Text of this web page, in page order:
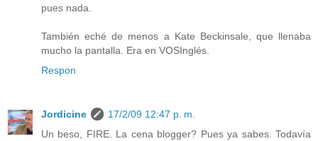
pues nada.
También eché de menos a Kate Beckinsale, que llenaba
mucho la pantalla. Era en VOSInglés.
Respon
Jordicine
17/2/09 12:47 p. m.
Un beso, FIRE. La cena blogger? Pues ya sabes. Todavía